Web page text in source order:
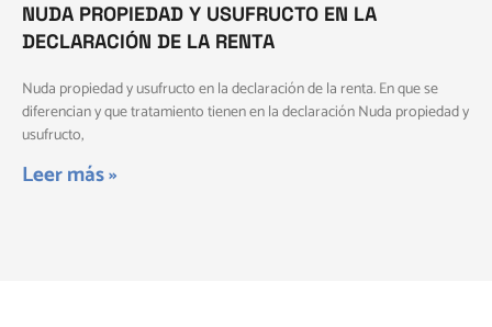
NUDA PROPIEDAD Y USUFRUCTO EN LA
DECLARACIÓN DE LA RENTA
Nuda propiedad y usufructo en la declaración de la renta. En que se
diferencian y que tratamiento tienen en la declaración Nuda propiedad y
usufructo,
Leer más »